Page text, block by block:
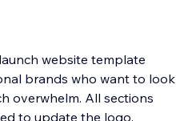
website template
brands who want to look
overwhelm. All sections
to update the logo,